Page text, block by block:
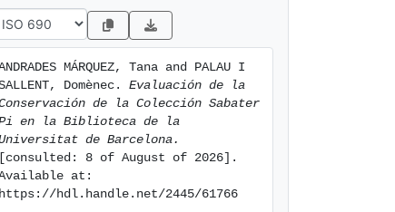
MÁRQUEZ, Tana and PALAU I
Domènec. Evaluación de la
de la Colección Sabater
en la Biblioteca de la
de Barcelona.
[consulted: 8 of August of 2026].
at:
https://hdl.handle.net/2445/61766